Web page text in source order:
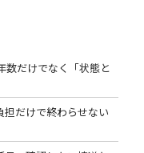
数だけでなく「状態と
だけで終わらせない